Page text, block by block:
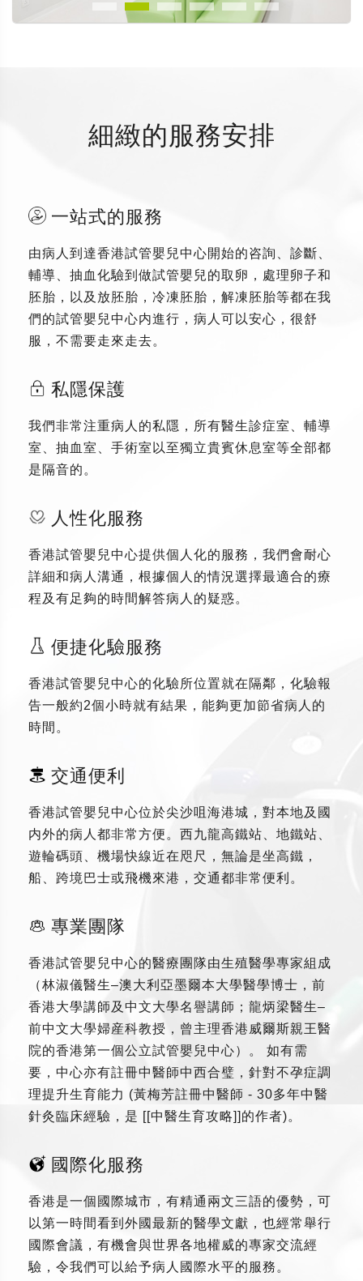
細緻的服務安排
一站式的服務
由病人到達香港試管嬰兒中心開始的咨詢、診斷、
輔導、抽血化驗到做試管嬰兒的取卵，處理卵子和
胚胎，以及放胚胎，冷凍胚胎，解凍胚胎等都在我
們的試管嬰兒中心内進行，病人可以安心，很舒
服，不需要走來走去。
私隱保護
我們非常注重病人的私隱，所有醫生診症室、輔導
室、抽血室、手術室以至獨立貴賓休息室等全部都
是隔音的。
人性化服務
香港試管嬰兒中心提供個人化的服務，我們會耐心
詳細和病人溝通，根據個人的情況選擇最適合的療
程及有足夠的時間解答病人的疑惑。
便捷化驗服務
香港試管嬰兒中心的化驗所位置就在隔鄰，化驗報
告一般約2個小時就有結果，能夠更加節省病人的
時間。
交通便利
香港試管嬰兒中心位於尖沙咀海港城，對本地及國
内外的病人都非常方便。西九龍高鐵站、地鐵站、
遊輪碼頭、機場快線近在咫尺，無論是坐高鐵，
船、跨境巴士或飛機來港，交通都非常便利。
專業團隊
香港試管嬰兒中心的醫療團隊由生殖醫學專家組成
（林淑儀醫生–澳大利亞墨爾本大學醫學博士，前
香港大學講師及中文大學名譽講師；龍炳梁醫生–
前中文大學婦産科教授，曾主理香港威爾斯親王醫
院的香港第一個公立試管嬰兒中心）。 如有需
要，中心亦有註冊中醫師中西合璧，針對不孕症調
理提升生育能力 (黃梅芳註冊中醫師 - 30多年中醫
針灸臨床經驗，是 [[中醫生育攻略]]的作者)。
國際化服務
香港是一個國際城市，有精通兩文三語的優勢，可
以第一時間看到外國最新的醫學文獻，也經常舉行
國際會議，有機會與世界各地權威的專家交流經
驗，令我們可以給予病人國際水平的服務。